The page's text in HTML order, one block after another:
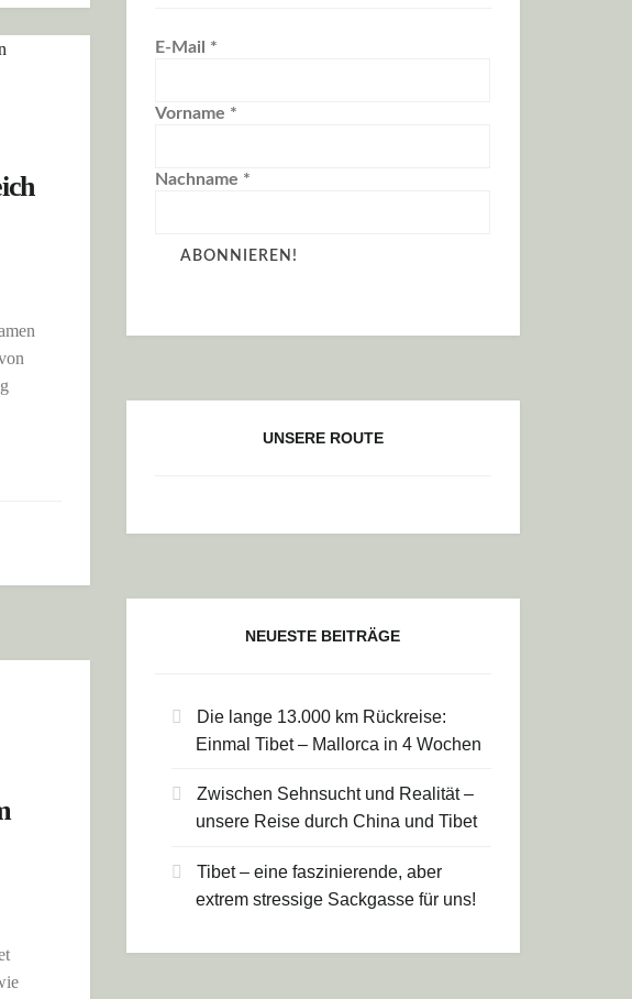
ABGESCHLOSSEN
E-Mail *
Vorname *
Nachname *
UNSERE ROUTE
NEUESTE BEITRÄGE
Die lange 13.000 km Rückreise:
Einmal Tibet – Mallorca in 4 Wochen
Zwischen Sehnsucht und Realität –
unsere Reise durch China und Tibet
Tibet – eine faszinierende, aber
extrem stressige Sackgasse für uns!